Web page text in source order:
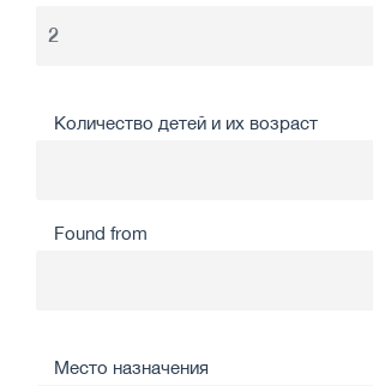
Количество детей и их возраст
Found from
Место назначения